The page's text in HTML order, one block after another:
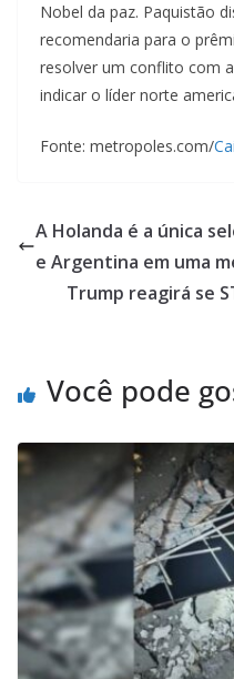
Nobel da paz. Paquistão
recomendaria para o
resolver um conflito com
indicar o líder norte
Fonte: metropoles.com/
A Holanda é a única
e Argentina em uma
Trump reagirá se
Você pode